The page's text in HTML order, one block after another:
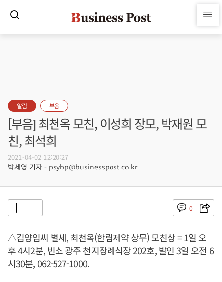
알림 부음
[부음] 최천옥 모친, 이성희 장모, 박재원 모
친, 최석희
2021-04-02 12:20:27
박세영 기자 - psybp@businesspost.co.kr
0
△김양임씨 별세, 최천옥(한림제약 상무) 모친상 = 1일 오
후 4시2분, 빈소 광주 천지장례식장 202호, 발인 3일 오전 6
시30분, 062-527-1000.